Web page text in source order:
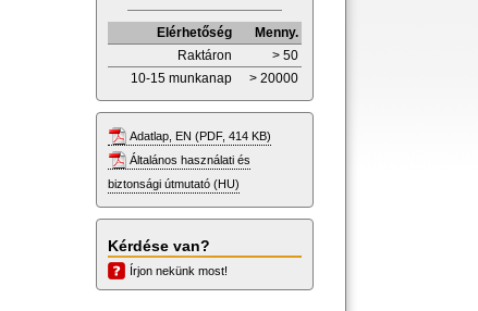
Elérhetőség
Menny.
Raktáron
> 50
10-15 munkanap
> 20000
Adatlap, EN (PDF, 414 KB)
Általános használati és
biztonsági útmutató (HU)
Kérdése van?
Írjon nekünk most!